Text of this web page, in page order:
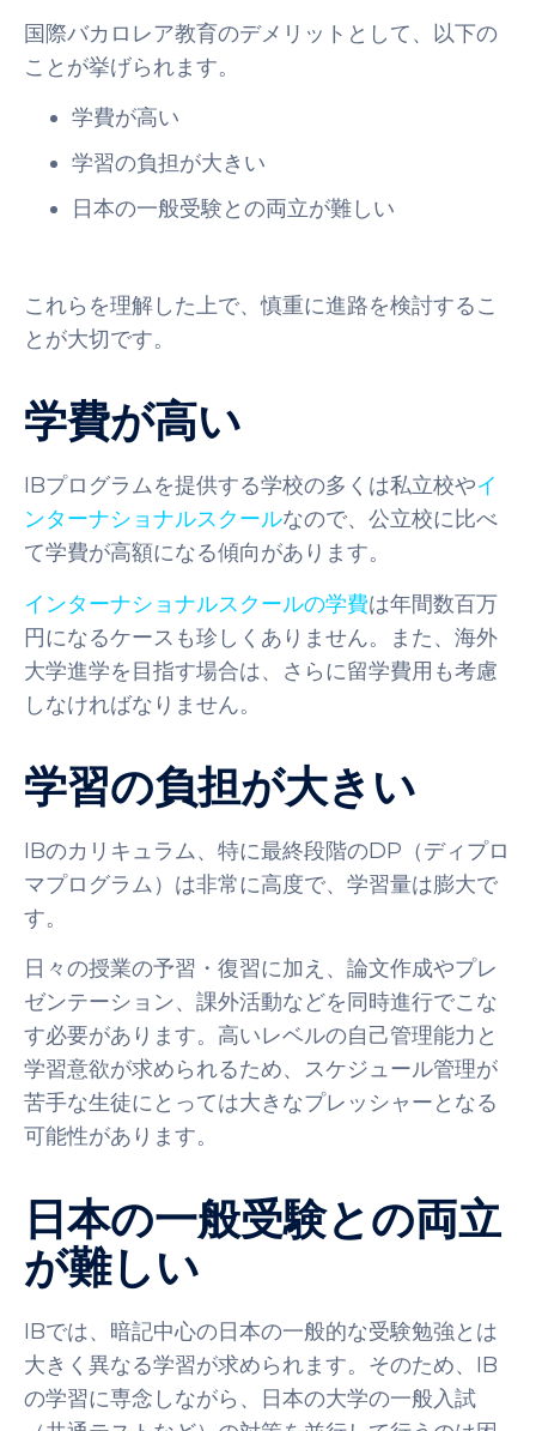
国際バカロレア教育のデメリットとして、以下の
ことが挙げられます。
学費が高い
学習の負担が大きい
日本の一般受験との両立が難しい
これらを理解した上で、慎重に進路を検討するこ
とが大切です。
学費が高い
IBプログラムを提供する学校の多くは私立校やイ
ンターナショナルスクールなので、公立校に比べ
て学費が高額になる傾向があります。
インターナショナルスクールの学費は年間数百万
円になるケースも珍しくありません。また、海外
大学進学を目指す場合は、さらに留学費用も考慮
しなければなりません。
学習の負担が大きい
IBのカリキュラム、特に最終段階のDP（ディプロ
マプログラム）は非常に高度で、学習量は膨大で
す。
日々の授業の予習・復習に加え、論文作成やプレ
ゼンテーション、課外活動などを同時進行でこな
す必要があります。高いレベルの自己管理能力と
学習意欲が求められるため、スケジュール管理が
苦手な生徒にとっては大きなプレッシャーとなる
可能性があります。
日本の一般受験との両立
が難しい
IBでは、暗記中心の日本の一般的な受験勉強とは
大きく異なる学習が求められます。そのため、IB
の学習に専念しながら、日本の大学の一般入試